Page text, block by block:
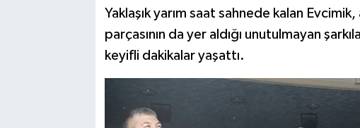
Yaklaşık yarım saat sahnede kalan
parçasının da yer aldığı unutulmayan
keyifli dakikalar yaşattı.